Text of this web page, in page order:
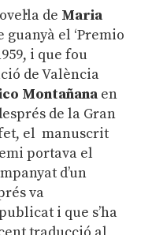
de Maria
guanyà el ‘Premio
i que fou
de València
Montañanaen
de la Gran
el manuscrit
portava el
d’un
va
i que s’ha